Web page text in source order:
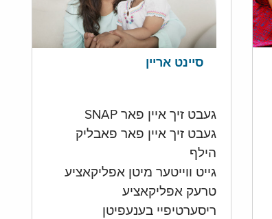
סיינט אריין
געבט זיך איין פאר SNAP
געבט זיך איין פאר פאבליק
הילף
גייט ווייטער מיטן אפליקאציע
טרעק אפליקאציע
ריסערטיפיי בענעפיטן